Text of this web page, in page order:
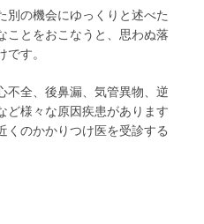
の機会にゆっくりと述べた
ことをおこなうと、思わぬ落
す。
全、後鼻漏、気管異物、逆
ど様々な原因疾患があります
くのかかりつけ医を受診する